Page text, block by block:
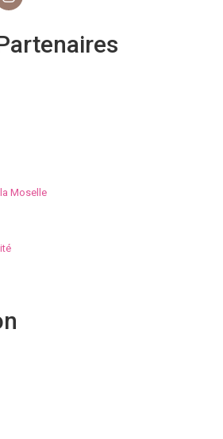
Moselle